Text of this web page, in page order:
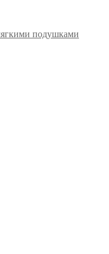
подушками